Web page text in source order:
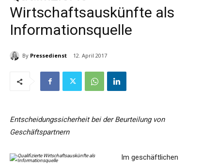
Wirtschaftsauskünfte als
Informationsquelle
By Pressedienst 12. April 2017
Entscheidungssicherheit bei der Beurteilung von
Geschäftspartnern
Im geschäftlichen